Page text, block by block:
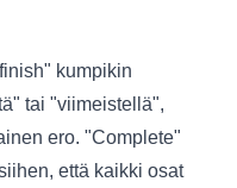
kumpikin
tai "viimeistellä",
ero. "Complete"
että kaikki osat